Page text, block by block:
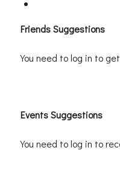
Friends Suggestions
You need to log in to
Events Suggestions
You need to log in to